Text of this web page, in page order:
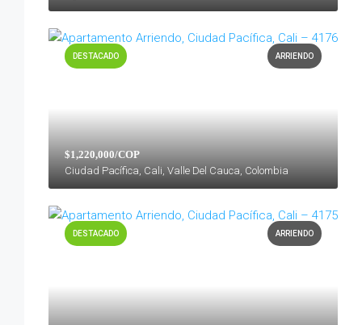
ARRIENDO
DESTACADO
$1,220,000/COP
Ciudad Pacífica, Cali, Valle Del Cauca, Colombia
ARRIENDO
DESTACADO